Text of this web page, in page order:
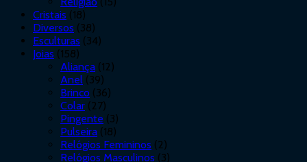
Cristais (18)
Diversos (38)
Esculturas (34)
Joias (158)
Aliança (12)
Anel (39)
Brinco (36)
Colar (27)
Pingente (3)
Pulseira (18)
Relógios Femininos (2)
Relógios Masculinos (3)